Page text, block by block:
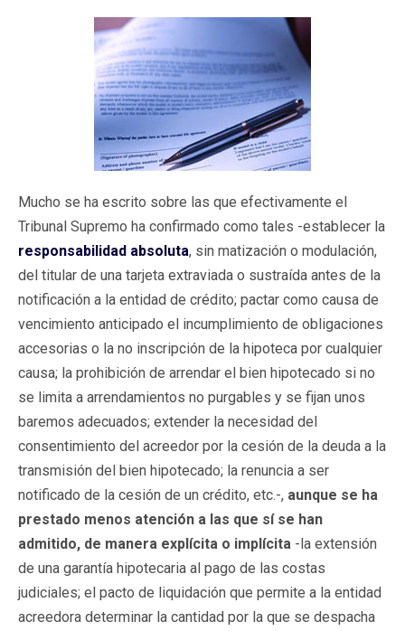
Mucho se ha escrito sobre las que efectivamente el
Tribunal Supremo ha confirmado como tales -establecer la
responsabilidad absoluta, sin matización o modulación,
del titular de una tarjeta extraviada o sustraída antes de la
notificación a la entidad de crédito; pactar como causa de
vencimiento anticipado el incumplimiento de obligaciones
accesorias o la no inscripción de la hipoteca por cualquier
causa; la prohibición de arrendar el bien hipotecado si no
se limita a arrendamientos no purgables y se fijan unos
baremos adecuados; extender la necesidad del
consentimiento del acreedor por la cesión de la deuda a la
transmisión del bien hipotecado; la renuncia a ser
notificado de la cesión de un crédito, etc.-, aunque se ha
prestado menos atención a las que sí se han
admitido, de manera explícita o implícita -la extensión
de una garantía hipotecaria al pago de las costas
judiciales; el pacto de liquidación que permite a la entidad
acreedora determinar la cantidad por la que se despacha